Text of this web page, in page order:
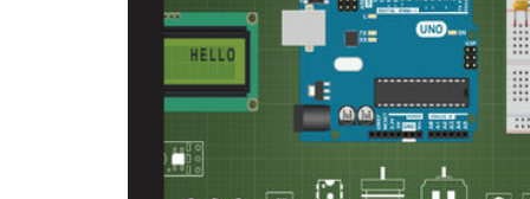
platformy Arduino i łączności Bluetooth, wysyłać dane o zużyciu energii elektrycznej
do chmury obliczeniowej, przerabiać fabryczne urządzenia automatyki domowej
przez instalowanie w nich płytek Arduino. Dla kogo jest ta książka? Jeśli chcesz
konstruować własne systemy automatyki domowej przy użyciu platformy
książką jest dla Ciebie. Aby zrozumieć opisane w niej projekty, musisz już
wiedzę na temat Arduino i znać zasady programowania w takich językach, jak
C++. Twoje mieszkanie też może być inteligentne!